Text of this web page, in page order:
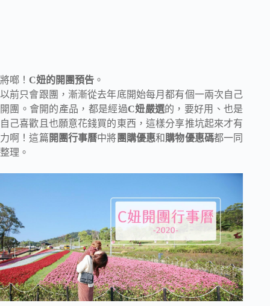
將啷！ C妞的開團預告 。
以前只會跟團，漸漸從去年底開始每月都有個一兩次自己
開團。會開的產品，都是經過C妞嚴選的，要好用、也是
自己喜歡且也願意花錢買的東西，這樣分享推坑起來才有
力啊！這篇 開團行事曆中將 團購優惠和購物優惠碼都一同
整理。